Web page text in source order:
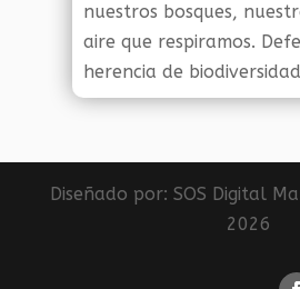
nuestros bosques,
aire que respiramos.
herencia de
Diseñado por:SOS Digital
2026